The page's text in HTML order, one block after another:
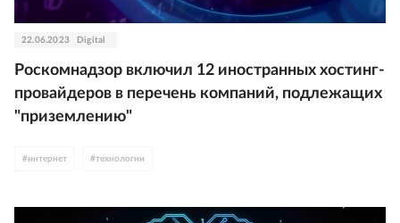
22.06.2023 Digital
Роскомнадзор включил 12 иностранных хостинг-
провайдеров в перечень компаний, подлежащих
"приземлению"
#интернет #технологии